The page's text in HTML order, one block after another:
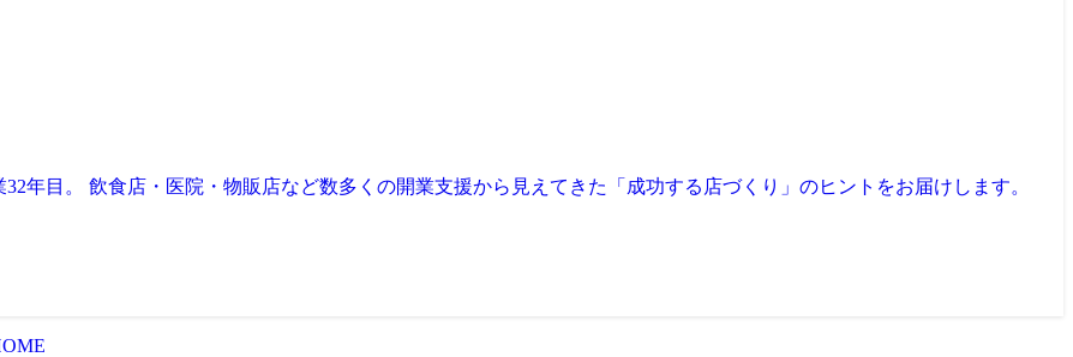
年目。 飲食店・医院・物販店など数多くの開業支援から見えてきた「成功する店づくり」のヒントをお届けします。